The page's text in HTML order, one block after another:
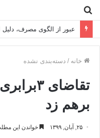
تراز تاب‌آوری فولادمبارکه در
خانه / دسته‌بندی نشده
تقاضای
برهم زد
۲۵, آبان, ۱۳۹۹ خواندن این مطلب ۲ دقیقه زمان